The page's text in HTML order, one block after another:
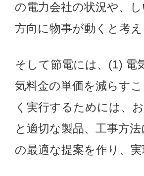
の電力会社の状況や、
方向に物事が動くと考え
そして節電には、(1) 電
気料金の単価を減らす
く実行するためには、
と適切な製品、工事方
の最適な提案を作り、